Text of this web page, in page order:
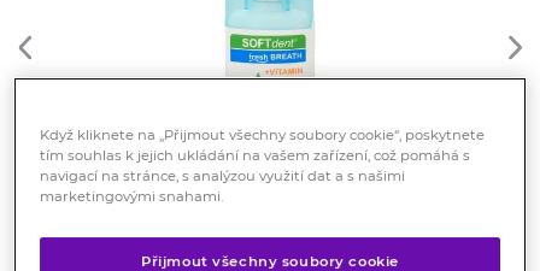
Když kliknete na „Přijmout všechny soubory cookie“, poskytnete
tím souhlas k jejich ukládání na vašem zařízení, což pomáhá s
navigací na stránce, s analýzou využití dat a s našimi
marketingovými snahami.
Přijmout všechny soubory cookie